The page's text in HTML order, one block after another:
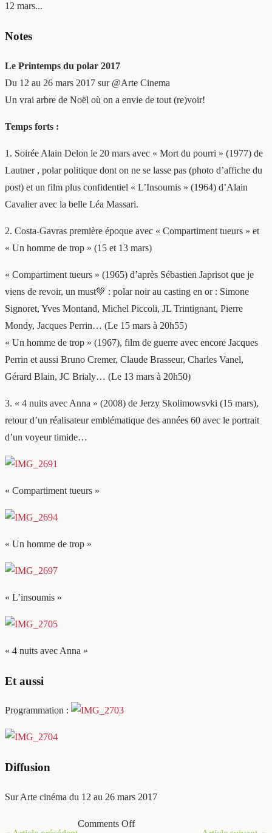
12 mars...
Notes
Le Printemps du polar 2017
Du 12 au 26 mars 2017 sur @Arte Cinema
Un vrai arbre de Noël où on a envie de tout (re)voir!
Temps forts :
1. Soirée Alain Delon le 20 mars avec « Mort du pourri » (1977) de
Lautner , polar politique dont on ne se lasse pas (photo d’affiche du
post) et un film plus confidentiel « L’Insoumis » (1964) d’Alain
Cavalier avec la belle Léa Massari.
2. Costa-Gavras première époque avec « Compartiment tueurs » et
« Un homme de trop » (15 et 13 mars)
« Compartiment tueurs » (1965) d’après Sébastien Japrisot que je
viens de revoir, un must💚 : polar noir au casting en or : Simone
Signoret, Yves Montand, Michel Piccoli, JL Trintignant, Pierre
Mondy, Jacques Perrin… (Le 15 mars à 20h55)
« Un homme de trop » (1967), film de guerre avec encore Jacques
Perrin et aussi Bruno Cremer, Claude Brasseur, Charles Vanel,
Gérard Blain, JC Brialy… (Le 13 mars à 20h50)
3. « 4 nuits avec Anna » (2008) de Jerzy Skolimowsvki (15 mars),
retour d’un réalisateur emblématique des années 60 avec le portrait
d’un voyeur timide…
« Compartiment tueurs »
« Un homme de trop »
« L’insoumis »
« 4 nuits avec Anna »
Et aussi
Programmation :
Diffusion
Sur Arte cinéma du 12 au 26 mars 2017
Comments Off